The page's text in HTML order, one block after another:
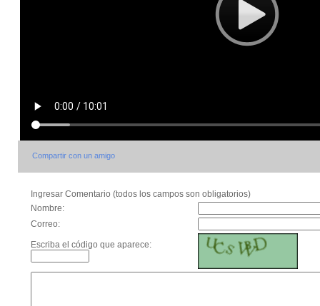
Compartir con un amigo
Ingresar Comentario (todos los campos son obligatorios)
Nombre:
Correo:
Escriba el código que aparece: